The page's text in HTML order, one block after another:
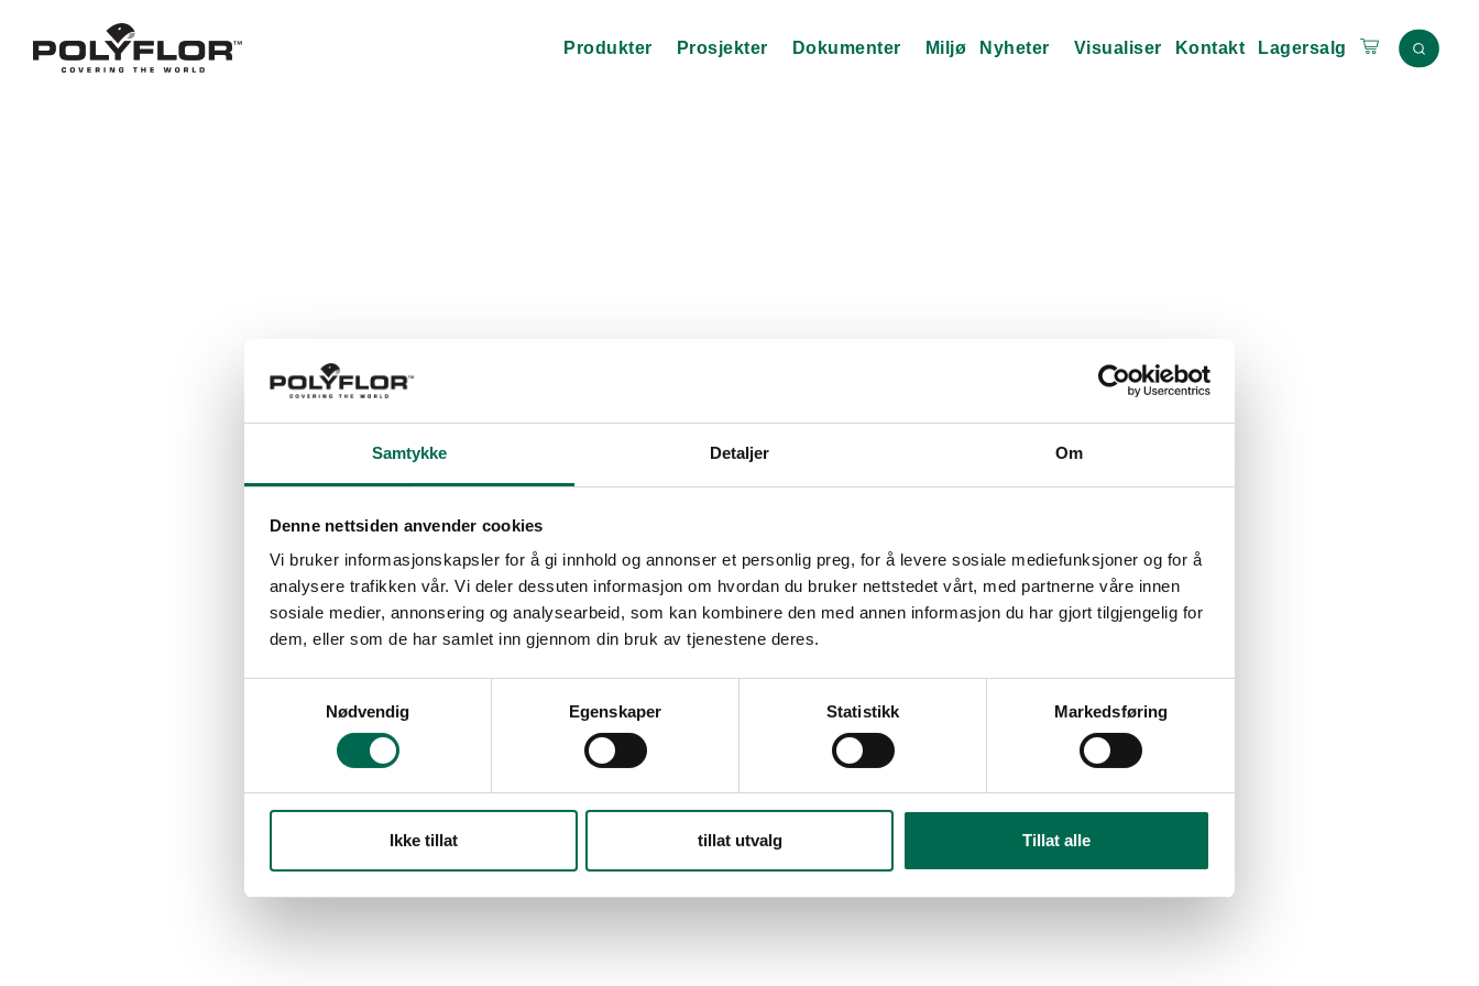
Samtykke Detaljer Om
Denne nettsiden anvender cookies
Vi bruker informasjonskapsler for å gi innhold og annonser et personlig preg, for å levere sosiale mediefunksjoner og for å
analysere trafikken vår. Vi deler dessuten informasjon om hvordan du bruker nettstedet vårt, med partnerne våre innen
sosiale medier, annonsering og analysearbeid, som kan kombinere den med annen informasjon du har gjort tilgjengelig for
dem, eller som de har samlet inn gjennom din bruk av tjenestene deres.
Nødvendig
Egenskaper Statistikk Markedsføring
Ikke tillat tillat utvalg Tillat alle
Produkter Prosjekter Dokumenter Miljø Nyheter Visualiser Kontakt Lagersalg